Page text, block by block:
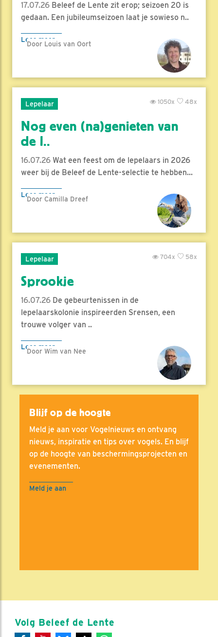
17.07.26 Beleef de Lente zit erop; seizoen 20 is
gedaan. Een jubileumseizoen laat je sowieso n..
Lees meer
Door Louis van Oort
Lepelaar 48x
1050x
Nog even (na)genieten van
de l..
16.07.26 Wat een feest om de lepelaars in 2026
weer bij de Beleef de Lente-selectie te hebben...
Lees meer
Door Camilla Dreef
Lepelaar 58x
704x
Sprookje
16.07.26 De gebeurtenissen in de
lepelaarskolonie inspireerden Srensen, een
trouwe volger van ..
Lees meer
Door Wim van Nee
Blijf op de hoogte
Meld je aan voor Vogelnieuws en ontvang
nieuws, inspiratie en tips over vogels. En blijf
op de hoogte van beschermingsprojecten en
evenementen.
Meld je aan
Volg Beleef de Lente